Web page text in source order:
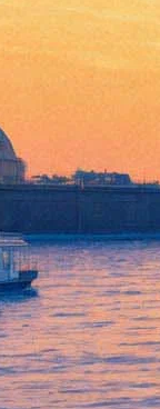
Опера
11 июня 2012,
Версия для печати